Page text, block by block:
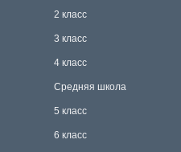
2 класс
3 класс
4 класс
Средняя школа
5 класс
6 класс